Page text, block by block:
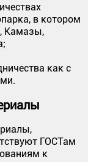
в котором
Камазы,
как с
ГОСТам
к